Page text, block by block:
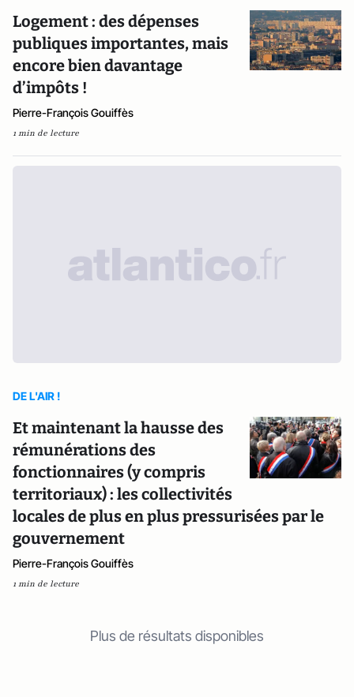
Logement : des dépenses
publiques importantes, mais
encore bien davantage
d’impôts !
Pierre-François Gouiffès
1 min de lecture
DE L'AIR !
Et maintenant la hausse des
rémunérations des
fonctionnaires (y compris
territoriaux) : les collectivités
locales de plus en plus pressurisées par le
gouvernement
Pierre-François Gouiffès
1 min de lecture
Plus de résultats disponibles